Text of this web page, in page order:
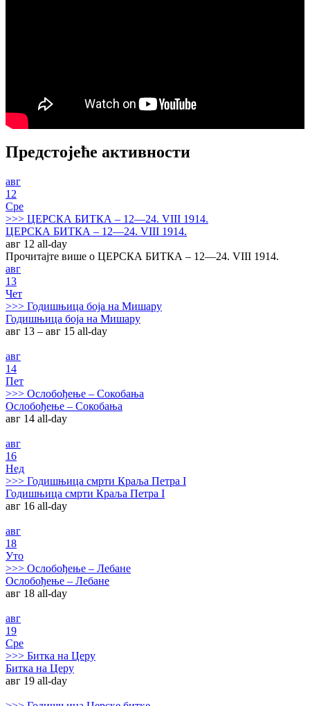
Предстојеће активности
авг
12
Сре
>>> ЦЕРСКА БИТКА – 12—24. VIII 1914.
ЦЕРСКА БИТКА – 12—24. VIII 1914.
авг 12 all-day
Прочитајте више о ЦЕРСКА БИТКА – 12—24. VIII 1914.
авг
13
Чет
>>> Годишњица боја на Мишару
Годишњица боја на Мишару
авг 13 – авг 15 all-day
авг
14
Пет
>>> Ослобођење – Сокобања
Ослобођење – Сокобања
авг 14 all-day
авг
16
Нед
>>> Годишњица смрти Краља Петра I
Годишњица смрти Краља Петра I
авг 16 all-day
авг
18
Уто
>>> Ослобођење – Лебане
Ослобођење – Лебане
авг 18 all-day
авг
19
Сре
>>> Битка на Церу
Битка на Церу
авг 19 all-day